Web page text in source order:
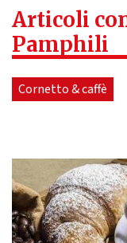
Articoli
Pamphili
Cornetto & caffè